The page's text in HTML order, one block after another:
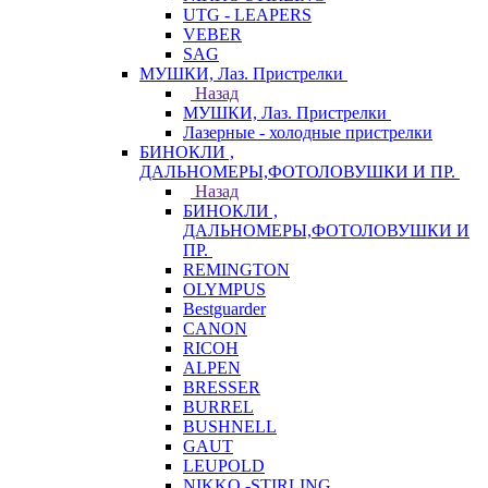
UTG - LEAPERS
VEBER
SAG
МУШКИ, Лаз. Пристрелки
Назад
МУШКИ, Лаз. Пристрелки
Лазерные - холодные пристрелки
БИНОКЛИ ,
ДАЛЬНОМЕРЫ,ФОТОЛОВУШКИ И ПР.
Назад
БИНОКЛИ ,
ДАЛЬНОМЕРЫ,ФОТОЛОВУШКИ И
ПР.
REMINGTON
OLYMPUS
Bestguarder
CANON
RICOH
ALPEN
BRESSER
BURREL
BUSHNELL
GAUT
LEUPOLD